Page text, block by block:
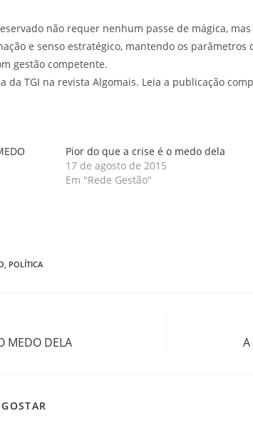
não requer nenhum passe de mágica,
e senso estratégico, mantendo os parâmetros
gestão competente.
da TGI na revista Algomais. Leia a publicação
Pior do que a crise é o medo dela
17 de agosto de 2015
Em "Rede Gestão"
, POLÍTICA
MEDO DELA